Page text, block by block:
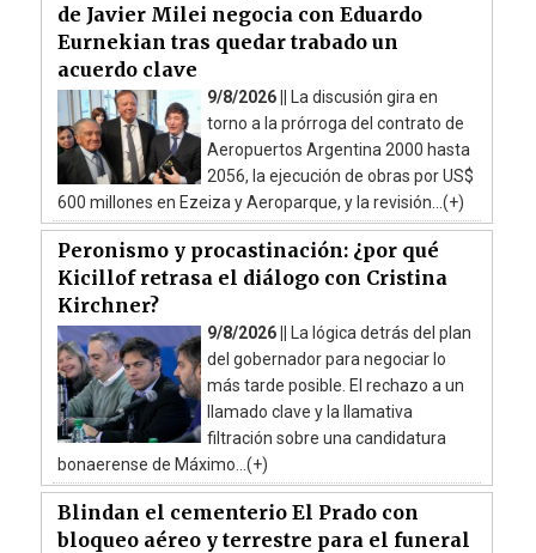
de Javier Milei negocia con Eduardo
Eurnekian tras quedar trabado un
acuerdo clave
9/8/2026 ||
La discusión gira en
torno a la prórroga del contrato de
Aeropuertos Argentina 2000 hasta
2056, la ejecución de obras por US$
600 millones en Ezeiza y Aeroparque, y la revisión...(+)
Peronismo y procastinación: ¿por qué
Kicillof retrasa el diálogo con Cristina
Kirchner?
9/8/2026 ||
La lógica detrás del plan
del gobernador para negociar lo
más tarde posible. El rechazo a un
llamado clave y la llamativa
filtración sobre una candidatura
bonaerense de Máximo...(+)
Blindan el cementerio El Prado con
bloqueo aéreo y terrestre para el funeral